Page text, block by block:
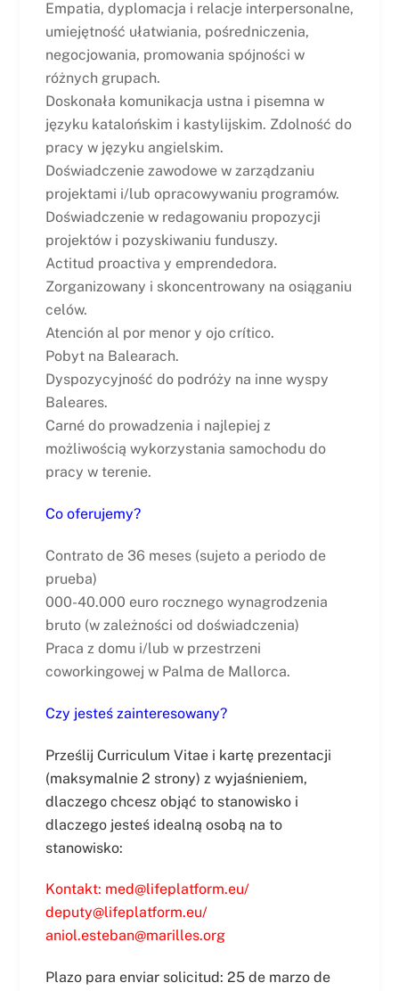
Empatia, dyplomacja i relacje interpersonalne,
umiejętność ułatwiania, pośredniczenia,
negocjowania, promowania spójności w
różnych grupach.
Doskonała komunikacja ustna i pisemna w
języku katalońskim i kastylijskim. Zdolność do
pracy w języku angielskim.
Doświadczenie zawodowe w zarządzaniu
projektami i/lub opracowywaniu programów.
Doświadczenie w redagowaniu propozycji
projektów i pozyskiwaniu funduszy.
Actitud proactiva y emprendedora.
Zorganizowany i skoncentrowany na osiąganiu
celów.
Atención al por menor y ojo crítico.
Pobyt na Balearach.
Dyspozycyjność do podróży na inne wyspy
Baleares.
Carné do prowadzenia i najlepiej z
możliwością wykorzystania samochodu do
pracy w terenie.
Co oferujemy?
Contrato de 36 meses (sujeto a periodo de
prueba)
000-40.000 euro rocznego wynagrodzenia
bruto (w zależności od doświadczenia)
Praca z domu i/lub w przestrzeni
coworkingowej w Palma de Mallorca.
Czy jesteś zainteresowany?
Prześlij Curriculum Vitae i kartę prezentacji
(maksymalnie 2 strony) z wyjaśnieniem,
dlaczego chcesz objąć to stanowisko i
dlaczego jesteś idealną osobą na to
stanowisko:
Kontakt: med@lifeplatform.eu/
deputy@lifeplatform.eu/
aniol.esteban@marilles.org
Plazo para enviar solicitud: 25 de marzo de